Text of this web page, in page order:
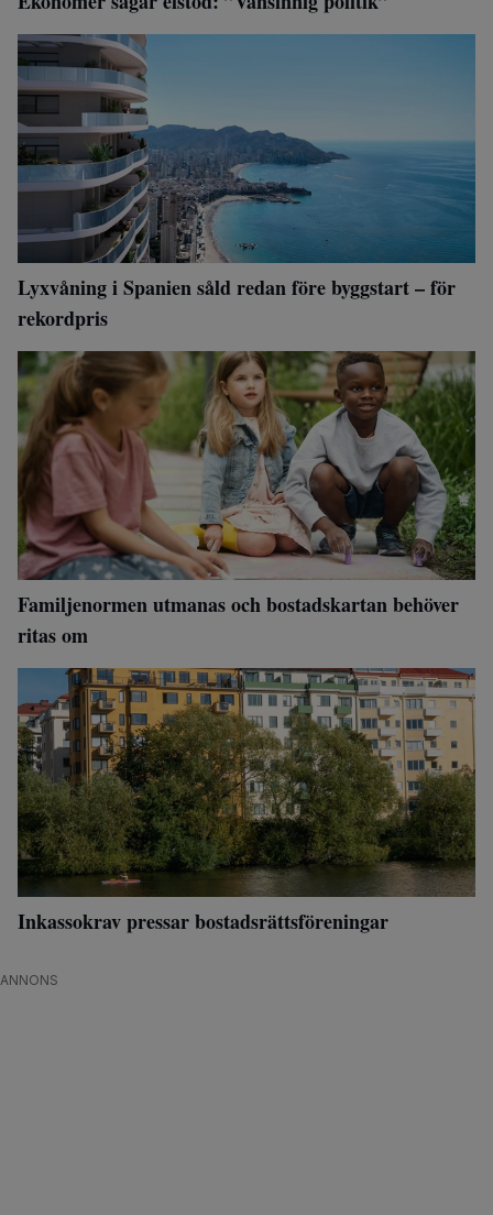
Lyxvåning i Spanien såld redan före byggstart – för
rekordpris
Familjenormen utmanas och bostadskartan behöver
ritas om
Inkassokrav pressar bostadsrättsföreningar
ANNONS